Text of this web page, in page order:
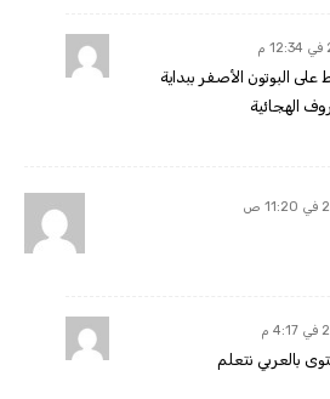
البوتون الأصفر ببداية
الهجائية
بالعربي نتعلم